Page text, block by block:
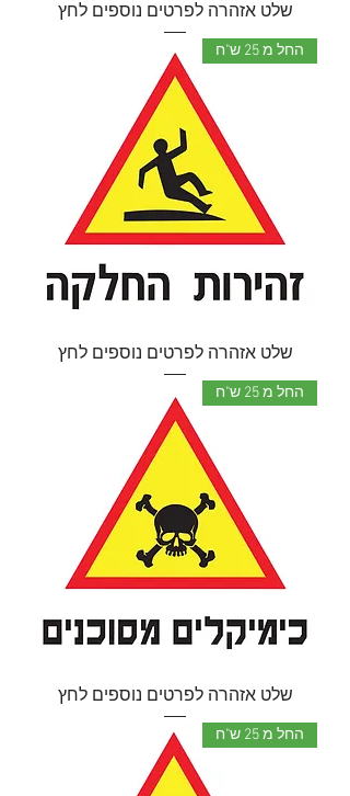
שלט אזהרה לפרטים נוספים לחץ
החל מ 25 ש"ח
שלט אזהרה לפרטים נוספים לחץ
החל מ 25 ש"ח
שלט אזהרה לפרטים נוספים לחץ
החל מ 25 ש"ח